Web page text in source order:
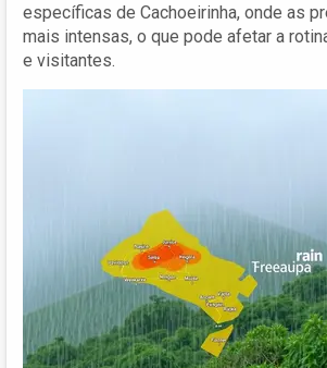
específicas de Cachoeirinha, onde as
mais intensas, o que pode afetar a
e visitantes.